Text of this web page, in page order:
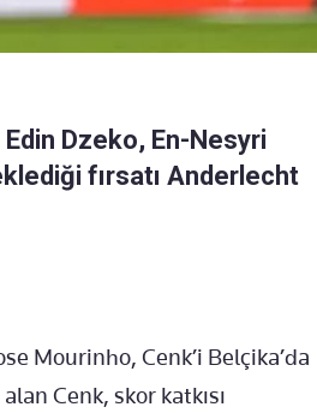
Dzeko, En-Nesyri
fırsatı Anderlecht
Mourinho, Cenk’i Belçika’da
Cenk, skor katkısı